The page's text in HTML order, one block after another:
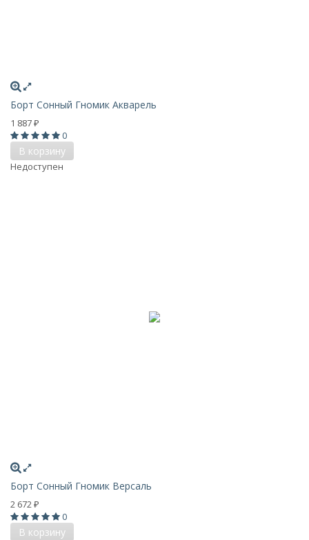
Борт Сонный Гномик Акварель
1 887 ₽
0
В корзину
Недоступен
Борт Сонный Гномик Версаль
2 672 ₽
0
В корзину